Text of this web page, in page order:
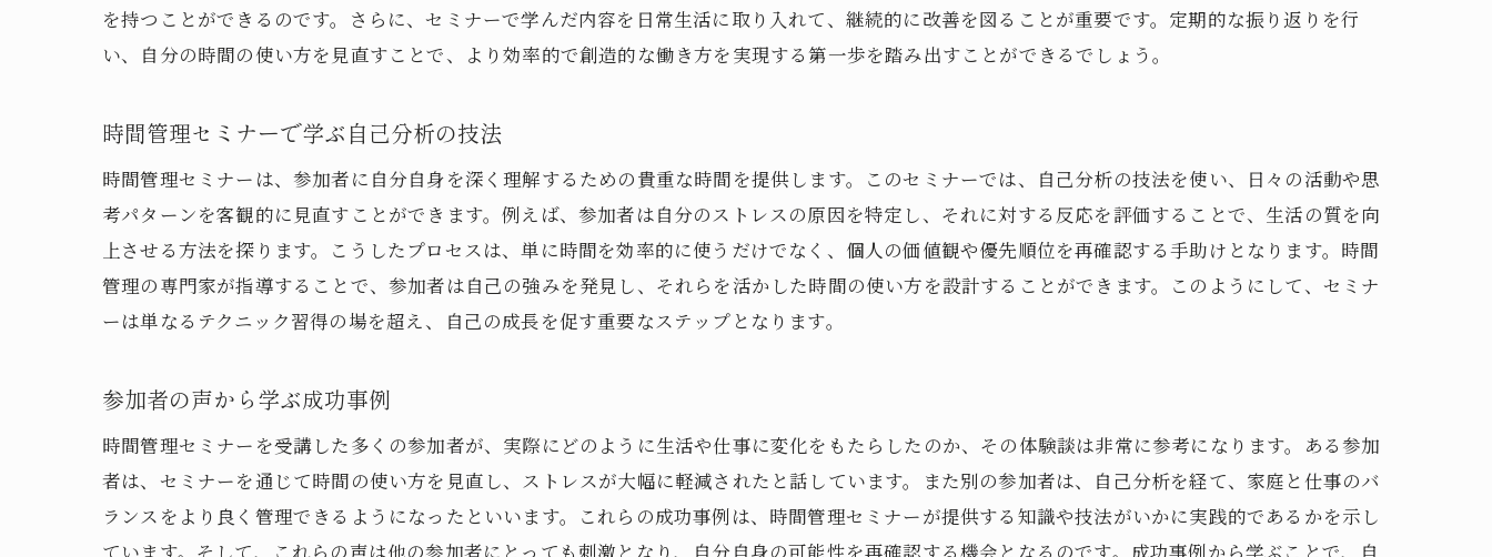
個人とチームでの優先順位の統合
ストレスフリーな働き方を実現するためのヒント
時間管理とメンタルヘルスの関係
ストレスを回避するための時間管理の実践例
時間管理セミナーで学ぶストレス管理の重要性
時間管理がクリエイティビティに与える影響
発想力を高める効果的な時間の使い方
セミナーで学ぶインスピレーションの引き出し方
を持つことができるのです。さらに、セミナーで学んだ内容を日常生活に取り入れて、継続的に改善を図ることが重要です。定期的な振り返りを行
い、自分の時間の使い方を見直すことで、より効率的で創造的な働き方を実現する第一歩を踏み出すことができるでしょう。
時間管理セミナーで学ぶ自己分析の技法
時間管理セミナーは、参加者に自分自身を深く理解するための貴重な時間を提供します。このセミナーでは、自己分析の技法を使い、日々の活動や思
考パターンを客観的に見直すことができます。例えば、参加者は自分のストレスの原因を特定し、それに対する反応を評価することで、生活の質を向
上させる方法を探ります。こうしたプロセスは、単に時間を効率的に使うだけでなく、個人の価値観や優先順位を再確認する手助けとなります。時間
管理の専門家が指導することで、参加者は自己の強みを発見し、それらを活かした時間の使い方を設計することができます。このようにして、セミナ
ーは単なるテクニック習得の場を超え、自己の成長を促す重要なステップとなります。
参加者の声から学ぶ成功事例
時間管理セミナーを受講した多くの参加者が、実際にどのように生活や仕事に変化をもたらしたのか、その体験談は非常に参考になります。ある参加
者は、セミナーを通じて時間の使い方を見直し、ストレスが大幅に軽減されたと話しています。また別の参加者は、自己分析を経て、家庭と仕事のバ
ランスをより良く管理できるようになったといいます。これらの成功事例は、時間管理セミナーが提供する知識や技法がいかに実践的であるかを示し
ています。そして、これらの声は他の参加者にとっても刺激となり、自分自身の可能性を再確認する機会となるのです。成功事例から学ぶことで、自